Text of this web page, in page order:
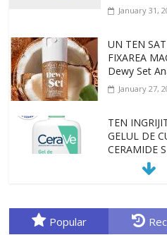
January 31,
UN TEN
FIXAREA
Dewy Set
January 27,
TEN
GELUL DE
CERAMIDE
January 23,
ori o
originale,
Popular